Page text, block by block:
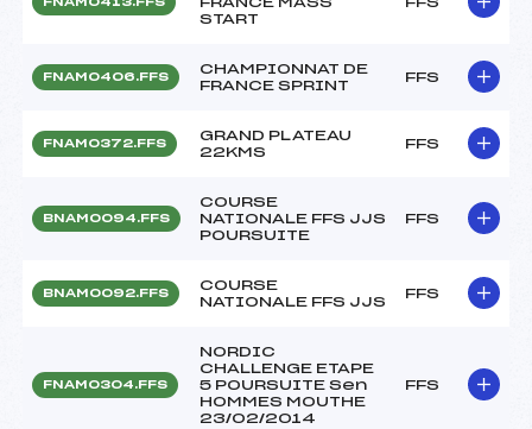
START
FNAM0406.FFS
CHAMPIONNAT DE
FRANCE SPRINT
FFS
FNAM0372.FFS
GRAND PLATEAU
22KMS
FFS
BNAM0094.FFS
COURSE
NATIONALE FFS JJS
POURSUITE
FFS
BNAM0092.FFS
COURSE
NATIONALE FFS JJS
FFS
FNAM0304.FFS
NORDIC
CHALLENGE ETAPE
5 POURSUITE Sen
HOMMES MOUTHE
23/02/2014
FFS